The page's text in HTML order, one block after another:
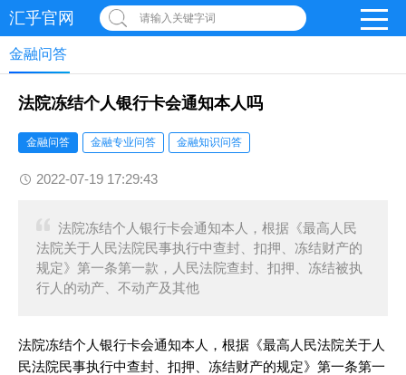
汇乎官网 请输入关键字词
金融问答
法院冻结个人银行卡会通知本人吗
金融问答 金融专业问答 金融知识问答
2022-07-19 17:29:43
法院冻结个人银行卡会通知本人，根据《最高人民
法院关于人民法院民事执行中查封、扣押、冻结财产的
规定》第一条第一款，人民法院查封、扣押、冻结被执
行人的动产、不动产及其他
法院冻结个人银行卡会通知本人，根据《最高人民法院关于人
民法院民事执行中查封、扣押、冻结财产的规定》第一条第一